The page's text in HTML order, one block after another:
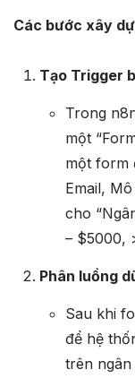
Các bước xây
Tạo Trigger
Trong
một
một form
Email,
cho
– $5000,
Phân luồng
Sau khi
để hệ
trên ngân